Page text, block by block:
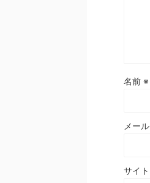
名前 ※
メール
サイト